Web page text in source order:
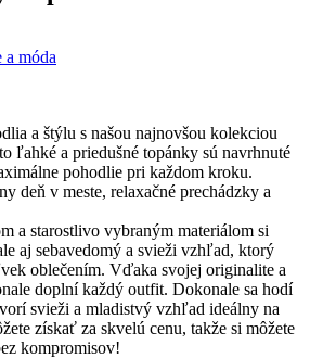
a móda
a štýlu s našou najnovšou kolekciou
ľahké a priedušné topánky sú navrhnuté
pohodlie pri každom kroku.
deň v meste, relaxačné prechádzky a
a starostlivo vybraným materiálom si
aj sebavedomý a svieži vzhľad, ktorý
oblečením. Vďaka svojej originalite a
doplní každý outfit. Dokonale sa hodí
svieži a mladistvý vzhľad ideálny na
získať za skvelú cenu, takže si môžete
kompromisov!